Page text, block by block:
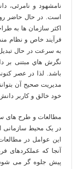
نامشهود و نامرئی،
است. در حال حاضر
اکثر سازمان ها به
فرآیند خاص و نظام
به سرعت در حال
نگرش هاي مبتنی بر
باشد. لذا در عصر
مدیریت صحیح آن
خود خالق و کاربر
مطالعات و طرح های
در یک محیط سازمانی
آنجا که عملکردهای
پیش جلوه گر می